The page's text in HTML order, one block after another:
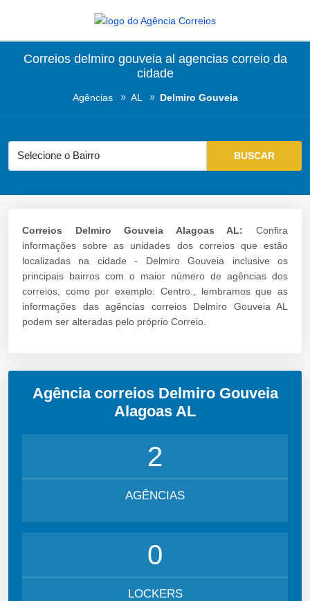
Correios delmiro gouveia al agencias correio da
cidade
Agências AL Delmiro Gouveia
Correios Delmiro Gouveia Alagoas AL: Confira
informações sobre as unidades dos correios que estão
localizadas na cidade - Delmiro Gouveia inclusive os
principais bairros com o maior número de agências dos
correios, como por exemplo: Centro., lembramos que as
informações das agências correios Delmiro Gouveia AL
podem ser alteradas pelo próprio Correio.
Agência correios Delmiro Gouveia
Alagoas AL
2
AGÊNCIAS
0
LOCKERS